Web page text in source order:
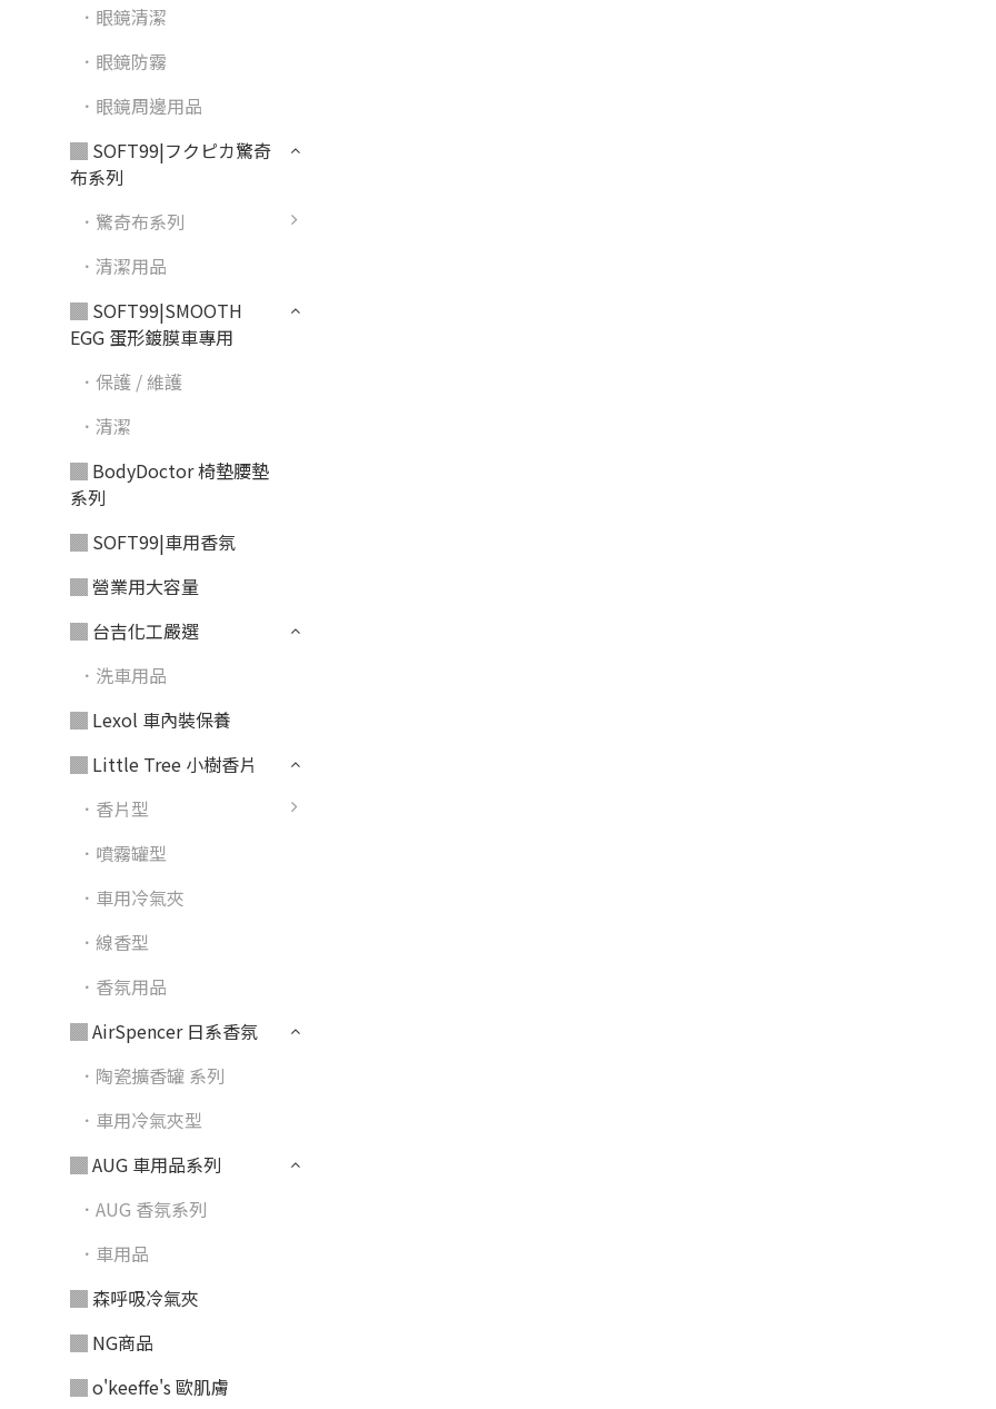
．眼鏡清潔
．眼鏡防霧
．眼鏡周邊用品
▓ SOFT99|フクピカ驚奇
布系列
．驚奇布系列
．清潔用品
▓ SOFT99|SMOOTH
EGG 蛋形鍍膜車專用
．保護 / 維護
．清潔
▓ BodyDoctor 椅墊腰墊
系列
▓ SOFT99|車用香氛
▓ 營業用大容量
▓ 台吉化工嚴選
．洗車用品
▓ Lexol 車內裝保養
▓ Little Tree 小樹香片
．香片型
．噴霧罐型
．車用冷氣夾
．線香型
．香氛用品
▓ AirSpencer 日系香氛
．陶瓷擴香罐 系列
．車用冷氣夾型
▓ AUG 車用品系列
．AUG 香氛系列
．車用品
▓ 森呼吸冷氣夾
▓ NG商品
▓ o'keeffe's 歐肌膚